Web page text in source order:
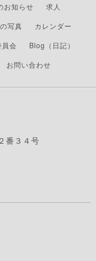
お知らせ
求人
写真
カレンダー
会
Blog（日記）
お問い合わせ
番３４号